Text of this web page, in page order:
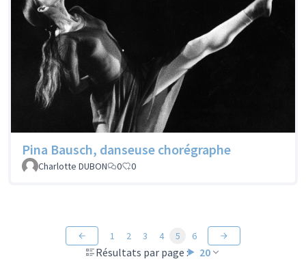
Pina Bausch, danseuse chorégraphe
Charlotte DUBON 0 0
Résultats par page : 20
1 2 3 4 5 6